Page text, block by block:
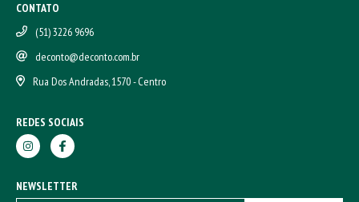
CONTATO
(51) 3226 9696
deconto@deconto.com.br
Rua Dos Andradas, 1570 - Centro
REDES SOCIAIS
NEWSLETTER